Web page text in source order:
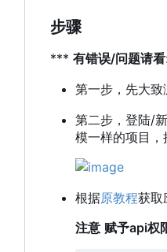
步骤
*** 有错误/问题请看
第一步，先大致
第二步，登陆/
模一样的项目，
根据原教程获取
注意 赋予api权